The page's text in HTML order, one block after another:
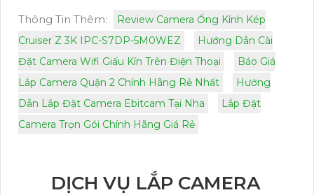
Thông Tin Thêm:
Review Camera Ống Kính Kép
Cruiser Z 3K IPC-S7DP-5M0WEZ
Hướng Dẫn Cài
Đặt Camera Wifi Giấu Kín Trên Điện Thoại
Báo Giá
Lắp Camera Quận 2 Chính Hãng Rẻ Nhất
Hướng
Dẫn Lắp Đặt Camera Ebitcam Tại Nha
Lắp Đặt
Camera Trọn Gói Chính Hãng Giá Rẻ
DỊCH VỤ LẮP CAMERA